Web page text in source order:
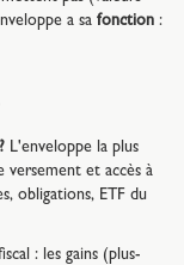
a sa fonction :
L'enveloppe la plus
versement et accès à
obligations, ETF du
: les gains (plus-